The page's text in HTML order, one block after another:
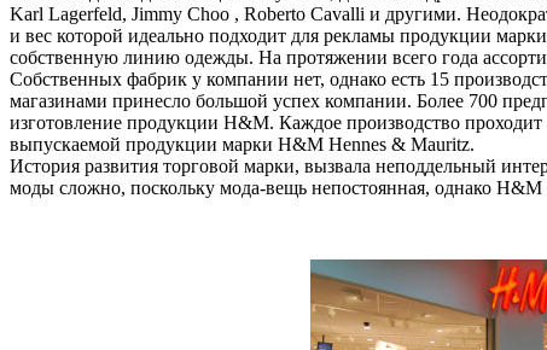
Karl Lagerfeld, Jimmy Choo , Roberto Cavalli и другими.
и вес которой идеально подходит для рекламы продукции
собственную линию одежды. На протяжении всего года
Собственных фабрик у компании нет, однако есть 15
магазинами принесло большой успех компании. Более 700
изготовление продукции H&M. Каждое производство проходит
выпускаемой продукции марки H&M Hennes & Mauritz.
История развития торговой марки, вызвала неподдельный
моды сложно, поскольку мода-вещь непостоянная, однако